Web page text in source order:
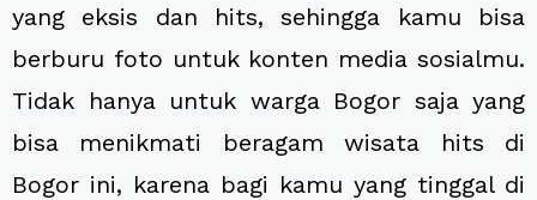
yang eksis dan hits, sehingga kamu bisa
berburu foto untuk konten media sosialmu.
Tidak hanya untuk warga Bogor saja yang
bisa menikmati beragam wisata hits di
Bogor ini, karena bagi kamu yang tinggal di